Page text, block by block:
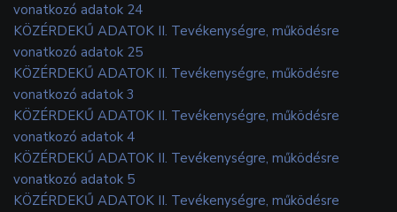
vonatkozó adatok 24
KÖZÉRDEKŰ ADATOK II. Tevékenységre, működésre
vonatkozó adatok 25
KÖZÉRDEKŰ ADATOK II. Tevékenységre, működésre
vonatkozó adatok 3
KÖZÉRDEKŰ ADATOK II. Tevékenységre, működésre
vonatkozó adatok 4
KÖZÉRDEKŰ ADATOK II. Tevékenységre, működésre
vonatkozó adatok 5
KÖZÉRDEKŰ ADATOK II. Tevékenységre, működésre